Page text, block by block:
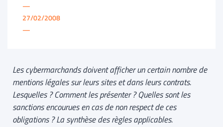
—
27/02/2008
—
Les cybermarchands doivent afficher un certain nombre de
mentions légales sur leurs sites et dans leurs contrats.
Lesquelles ? Comment les présenter ? Quelles sont les
sanctions encourues en cas de non respect de ces
obligations ? La synthèse des règles applicables.